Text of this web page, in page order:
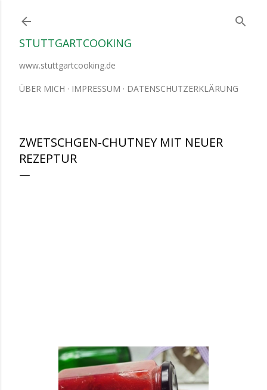
STUTTGARTCOOKING
www.stuttgartcooking.de
ÜBER MICH IMPRESSUM DATENSCHUTZERKLÄRUNG
ZWETSCHGEN-CHUTNEY MIT NEUER
REZEPTUR